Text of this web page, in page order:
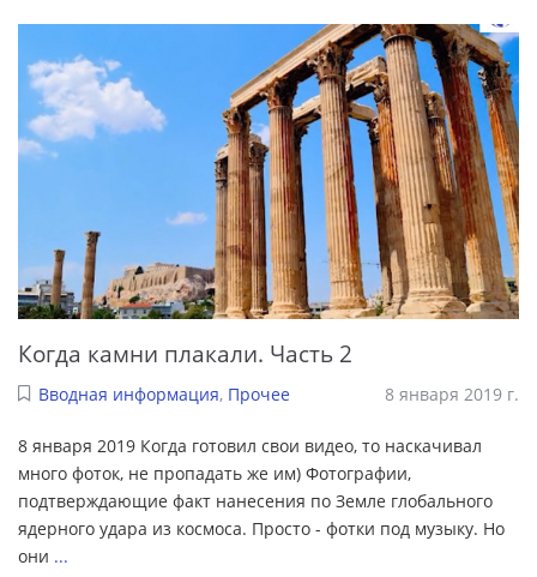
Когда камни плакали. Часть 2
Вводная информация, Прочее 8 января 2019 г.
8 января 2019 Когда готовил свои видео, то наскачивал
много фоток, не пропадать же им) Фотографии,
подтверждающие факт нанесения по Земле глобального
ядерного удара из космоса. Просто - фотки под музыку. Но
они ...